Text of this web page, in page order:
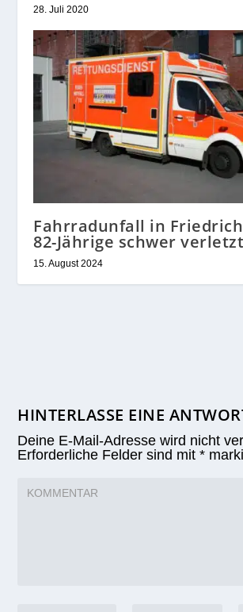
28. Juli 2020
Fahrradunfall in
82-Jährige schwer verletzt
15. August 2024
HINTERLASSE EINE
Deine E-Mail-Adresse wird nicht
Erforderliche Felder sind mit*